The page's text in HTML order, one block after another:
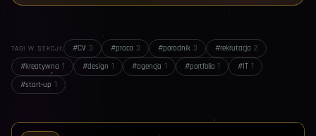
TAGI W SEKCJI: #CV 3 #praca 3 #poradnik 3 #rekrutacja 2
#kreatywna 1 #design 1 #agencja 1 #portfolio 1 #IT 1
#start-up 1